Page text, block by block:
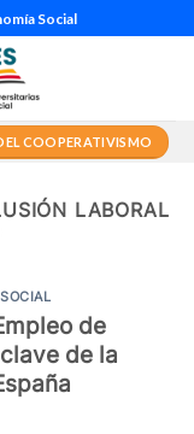
Social
COOPERATIVISMO
LABORAL
de
de la